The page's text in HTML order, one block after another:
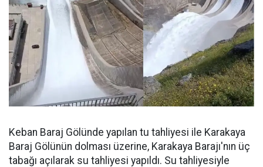
Keban Baraj Gölünde yapılan tu tahliyesi ile Karakaya
Baraj Gölünün dolması üzerine, Karakaya Barajı'nın üç
tabağı açılarak su tahliyesi yapıldı. Su tahliyesiyle